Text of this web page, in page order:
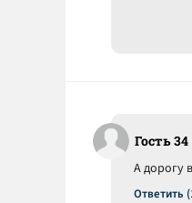
Гость 34
Ответить
А дорогу